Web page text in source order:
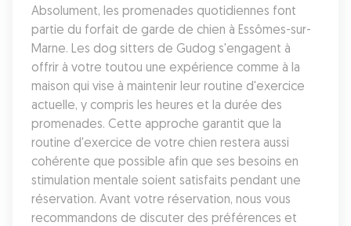
Absolument, les promenades quotidiennes font
partie du forfait de garde de chien à Essômes-sur-
Marne. Les dog sitters de Gudog s'engagent à
offrir à votre toutou une expérience comme à la
maison qui vise à maintenir leur routine d'exercice
actuelle, y compris les heures et la durée des
promenades. Cette approche garantit que la
routine d'exercice de votre chien restera aussi
cohérente que possible afin que ses besoins en
stimulation mentale soient satisfaits pendant une
réservation. Avant votre réservation, nous vous
recommandons de discuter des préférences et